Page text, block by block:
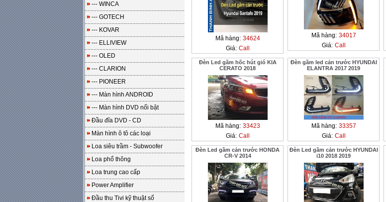
--- WINCA
--- GOTECH
--- KOVAR
--- ELLIVIEW
--- OLED
--- CLARION
--- PIONEER
--- Màn hình ANDROID
--- Màn hình DVD nổi bật
Đầu đĩa DVD - CD
Màn hình ô tô các loại
Loa siêu trầm - Subwoofer
Loa phổ thông
Loa trung cao cấp
Power Amplifier
Đầu thu Tivi kỹ thuật số
Mã hàng: 34624
Giá: Call
Mã hàng: 34017
Giá: Call
Đèn Led gầm hốc hút gió KIA
CERATO 2018
Mã hàng: 33423
Giá: Call
Đèn gầm led cản trước HYUNDAI
ELANTRA 2017 2019
Mã hàng: 33357
Giá: Call
Đèn Led gầm cản trước HONDA
CR-V 2014
Đèn Led gầm cản trước HYUNDAI
i10 2018 2019